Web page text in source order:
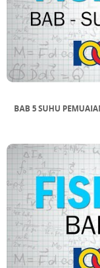
BAB 5 SUHU